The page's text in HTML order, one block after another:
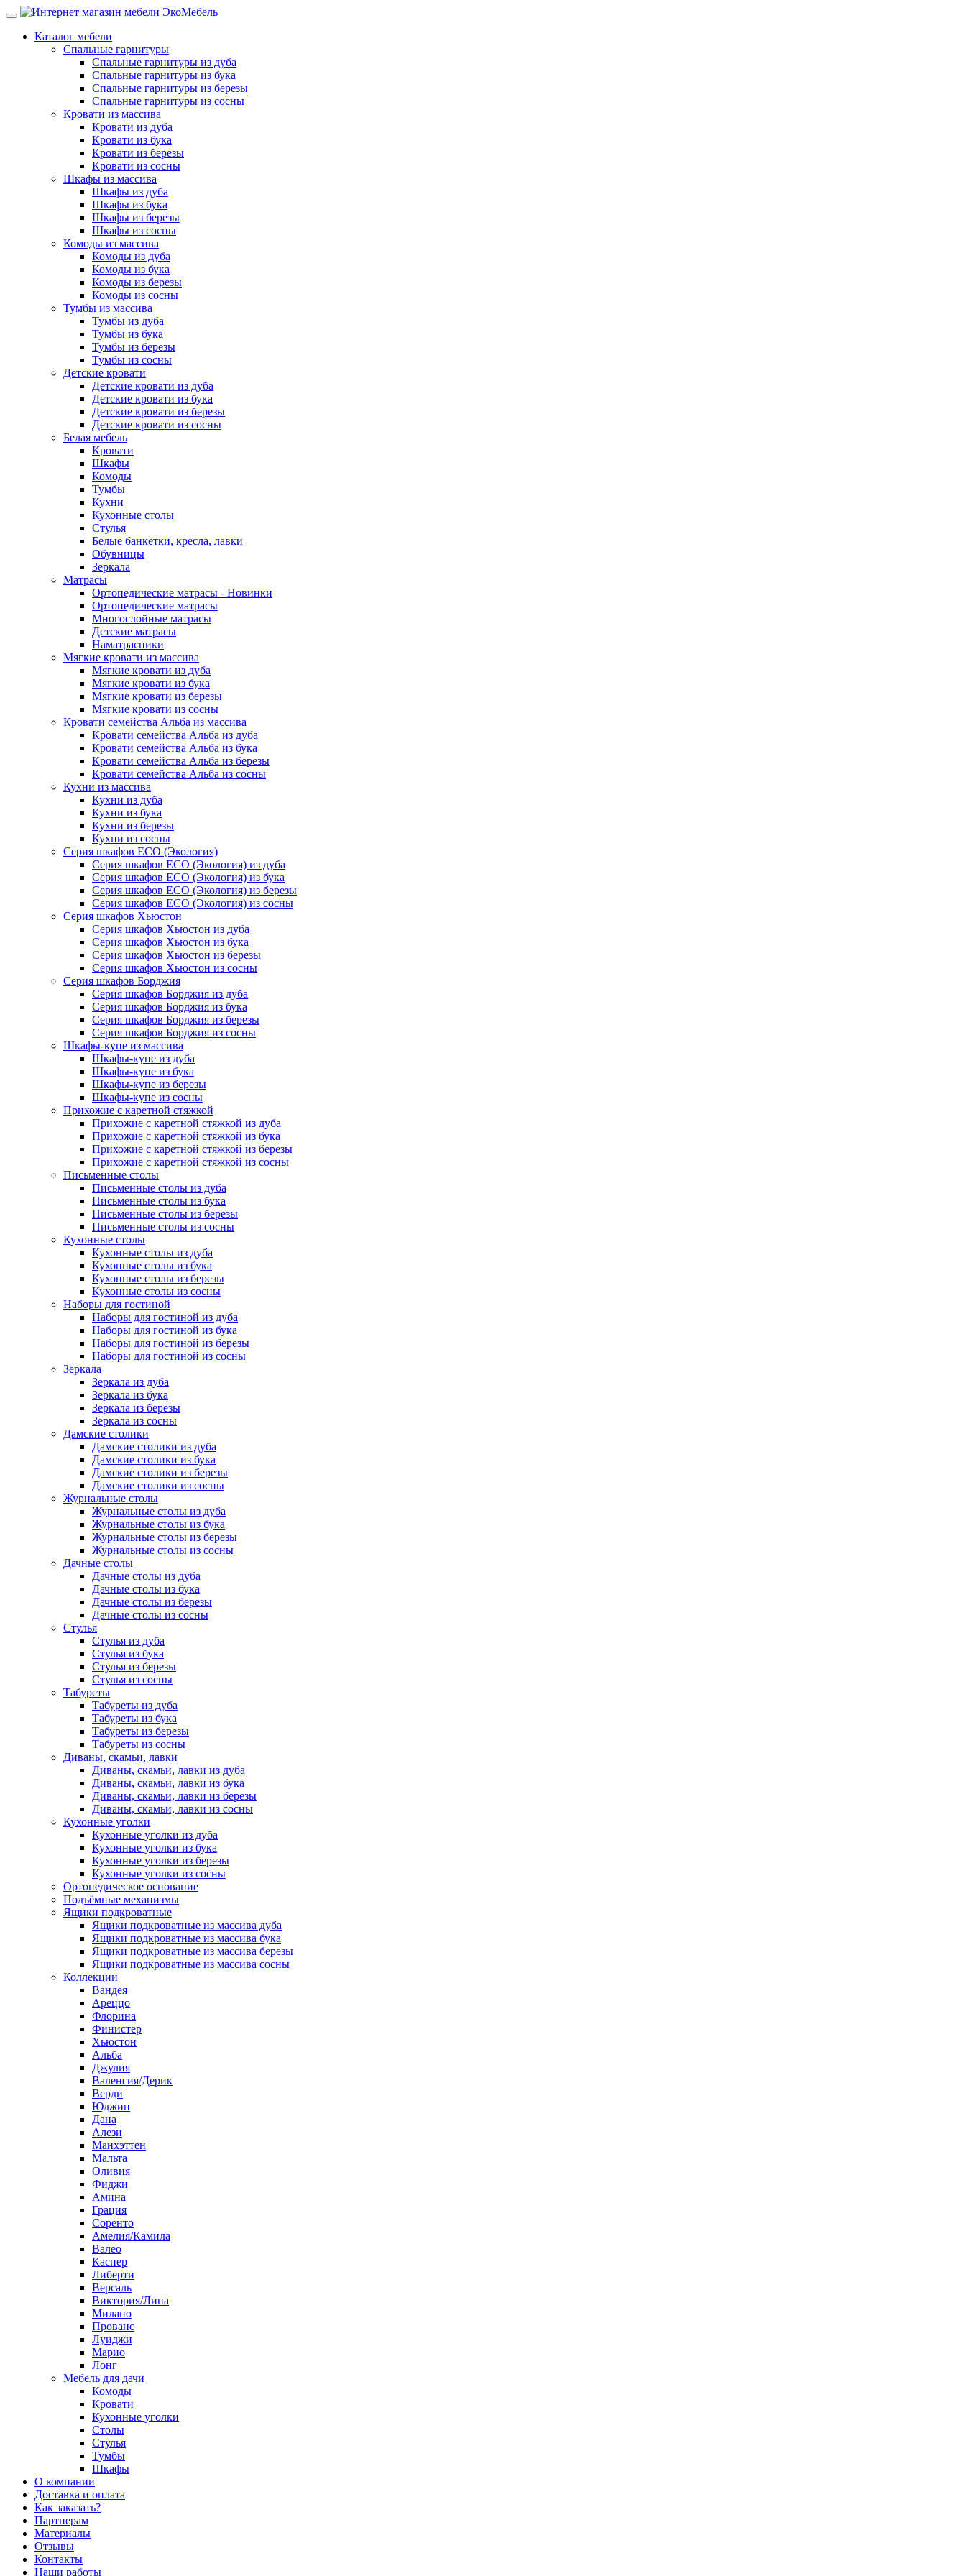
Каталог мебели
Спальные гарнитуры
Спальные гарнитуры из дуба
Спальные гарнитуры из бука
Спальные гарнитуры из березы
Спальные гарнитуры из сосны
Кровати из массива
Кровати из дуба
Кровати из бука
Кровати из березы
Кровати из сосны
Шкафы из массива
Шкафы из дуба
Шкафы из бука
Шкафы из березы
Шкафы из сосны
Комоды из массива
Комоды из дуба
Комоды из бука
Комоды из березы
Комоды из сосны
Тумбы из массива
Тумбы из дуба
Тумбы из бука
Тумбы из березы
Тумбы из сосны
Детские кровати
Детские кровати из дуба
Детские кровати из бука
Детские кровати из березы
Детские кровати из сосны
Белая мебель
Кровати
Шкафы
Комоды
Тумбы
Кухни
Кухонные столы
Стулья
Белые банкетки, кресла, лавки
Обувницы
Зеркала
Матрасы
Ортопедические матрасы - Новинки
Ортопедические матрасы
Многослойные матрасы
Детские матрасы
Наматрасники
Мягкие кровати из массива
Мягкие кровати из дуба
Мягкие кровати из бука
Мягкие кровати из березы
Мягкие кровати из сосны
Кровати семейства Альба из массива
Кровати семейства Альба из дуба
Кровати семейства Альба из бука
Кровати семейства Альба из березы
Кровати семейства Альба из сосны
Кухни из массива
Кухни из дуба
Кухни из бука
Кухни из березы
Кухни из сосны
Серия шкафов ECO (Экология)
Серия шкафов ECO (Экология) из дуба
Серия шкафов ECO (Экология) из бука
Серия шкафов ECO (Экология) из березы
Серия шкафов ECO (Экология) из сосны
Серия шкафов Хьюстон
Серия шкафов Хьюстон из дуба
Серия шкафов Хьюстон из бука
Серия шкафов Хьюстон из березы
Серия шкафов Хьюстон из сосны
Серия шкафов Борджия
Серия шкафов Борджия из дуба
Серия шкафов Борджия из бука
Серия шкафов Борджия из березы
Серия шкафов Борджия из сосны
Шкафы-купе из массива
Шкафы-купе из дуба
Шкафы-купе из бука
Шкафы-купе из березы
Шкафы-купе из сосны
Прихожие с каретной стяжкой
Прихожие с каретной стяжкой из дуба
Прихожие с каретной стяжкой из бука
Прихожие с каретной стяжкой из березы
Прихожие с каретной стяжкой из сосны
Письменные столы
Письменные столы из дуба
Письменные столы из бука
Письменные столы из березы
Письменные столы из сосны
Кухонные столы
Кухонные столы из дуба
Кухонные столы из бука
Кухонные столы из березы
Кухонные столы из сосны
Наборы для гостиной
Наборы для гостиной из дуба
Наборы для гостиной из бука
Наборы для гостиной из березы
Наборы для гостиной из сосны
Зеркала
Зеркала из дуба
Зеркала из бука
Зеркала из березы
Зеркала из сосны
Дамские столики
Дамские столики из дуба
Дамские столики из бука
Дамские столики из березы
Дамские столики из сосны
Журнальные столы
Журнальные столы из дуба
Журнальные столы из бука
Журнальные столы из березы
Журнальные столы из сосны
Дачные столы
Дачные столы из дуба
Дачные столы из бука
Дачные столы из березы
Дачные столы из сосны
Стулья
Стулья из дуба
Стулья из бука
Стулья из березы
Стулья из сосны
Табуреты
Табуреты из дуба
Табуреты из бука
Табуреты из березы
Табуреты из сосны
Диваны, скамьи, лавки
Диваны, скамьи, лавки из дуба
Диваны, скамьи, лавки из бука
Диваны, скамьи, лавки из березы
Диваны, скамьи, лавки из сосны
Кухонные уголки
Кухонные уголки из дуба
Кухонные уголки из бука
Кухонные уголки из березы
Кухонные уголки из сосны
Ортопедическое основание
Подъёмные механизмы
Ящики подкроватные
Ящики подкроватные из массива дуба
Ящики подкроватные из массива бука
Ящики подкроватные из массива березы
Ящики подкроватные из массива сосны
Коллекции
Вандея
Ареццо
Флорина
Финистер
Хьюстон
Альба
Джулия
Валенсия/Дерик
Верди
Юджин
Дана
Алези
Манхэттен
Мальта
Оливия
Фиджи
Амина
Грация
Соренто
Амелия/Камила
Валео
Каспер
Либерти
Версаль
Виктория/Лина
Милано
Прованс
Луиджи
Марио
Лонг
Мебель для дачи
Комоды
Кровати
Кухонные уголки
Столы
Стулья
Тумбы
Шкафы
О компании
Доставка и оплата
Как заказать?
Партнерам
Материалы
Отзывы
Контакты
Наши работы